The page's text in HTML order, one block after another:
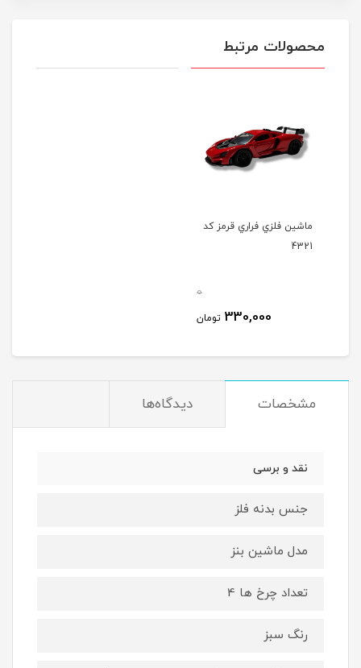
محصولات مرتبط
ماشين فلزي فراري قرمز کد
4321
0
330,000 تومان
مشخصات دیدگاه‌ها
نقد و برسی
جنس بدنه فلز
مدل ماشین بنز
تعداد چرخ ها 4
رنگ سبز